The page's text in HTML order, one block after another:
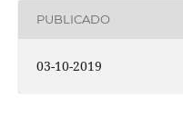
PUBLICADO
03-10-2019